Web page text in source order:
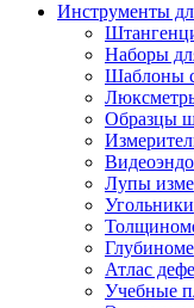
Инструменты
Наборы
Шаблоны
Образцы
Лупы
Угольники
Атлас
Учебные